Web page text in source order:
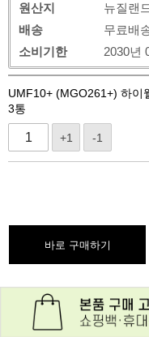
원산지
뉴질랜
배송
무료배
소비기한
2030년
UMF10+ (MGO261+) 하이
3통
+1 -1
바로 구매하기